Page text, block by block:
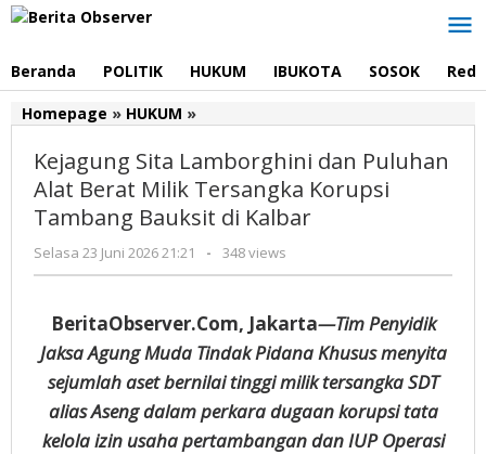
Lewati
Beranda POLITIK HUKUM IBUKOTA SOSOK
Homepage » HUKUM »Kejagung
Lamborghini
dan
Puluhan
Alat
Berat
Milik
Korupsi
Tambang
Bauksit
di
Kalbar
Kejagung Sita Lamborghini dan Puluhan
Alat Berat Milik Tersangka Korupsi
Tambang Bauksit di Kalbar
Selasa 23 Juni 2026 21:21
oleh
Redaksi
- 348 views
BeritaObserver.Com, Jakarta—Tim Penyidik
Jaksa Agung Muda Tindak Pidana Khusus menyita
sejumlah aset bernilai tinggi milik tersangka SDT
alias Aseng dalam perkara dugaan korupsi tata
kelola izin usaha pertambangan dan IUP Operasi